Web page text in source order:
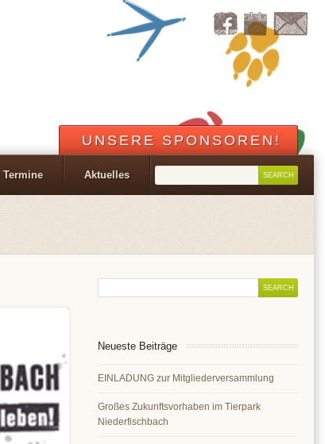
UNSERE SPONSOREN!
Termine Aktuelles
Neueste Beiträge
EINLADUNG zur Mitgliederversammlung
Großes Zukunftsvorhaben im Tierpark
Niederfischbach